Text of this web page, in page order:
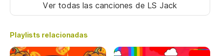
Ver todas las canciones de LS Jack
Playlists relacionadas